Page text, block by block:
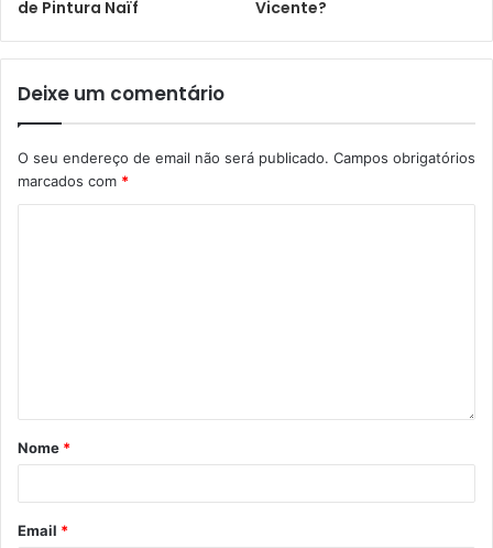
de Pintura Naïf Vicente?
Deixe um comentário
O seu endereço de email não será publicado. Campos obrigatórios
marcados com *
Nome *
Email *